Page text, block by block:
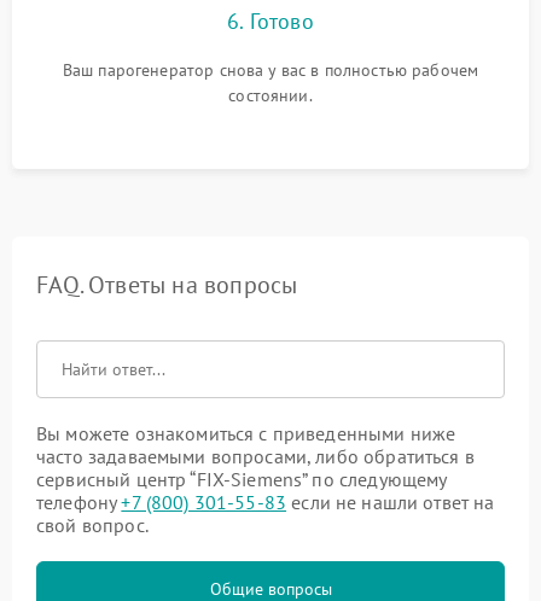
6. Готово
Ваш парогенератор снова у вас в полностью рабочем
состоянии.
FAQ. Ответы на вопросы
Вы можете ознакомиться с приведенными ниже
часто задаваемыми вопросами, либо обратиться в
сервисный центр “FIX-Siemens” по следующему
телефону+7 (800) 301-55-83 если не нашли ответ на
свой вопрос.
Общие вопросы